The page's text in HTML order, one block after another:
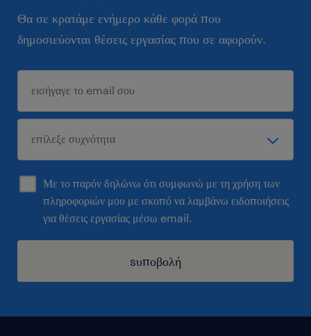
Θα σε κρατάμε ενήμερο κάθε φορά που
δημοσιεύονται θέσεις εργασίας που σε αφορούν.
Με το παρόν δηλώνω ότι συμφωνώ με τη χρήση των
πληροφοριών μου με σκοπό να λαμβάνω ειδοποιήσεις
για θέσεις εργασίας μέσω email.
sυποβολή